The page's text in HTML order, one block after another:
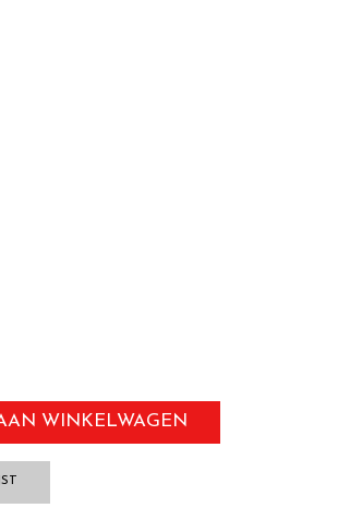
WINKELWAGEN